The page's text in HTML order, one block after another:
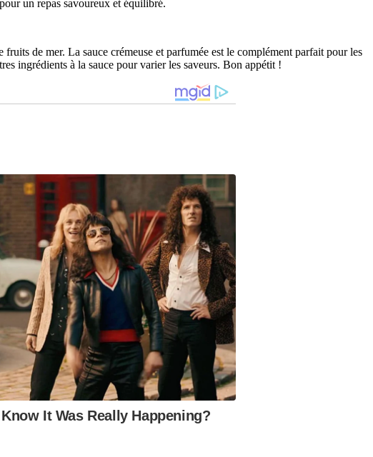
un repas savoureux et équilibré.
de mer. La sauce crémeuse et parfumée est le complément parfait pour les
ingrédients à la sauce pour varier les saveurs. Bon appétit !